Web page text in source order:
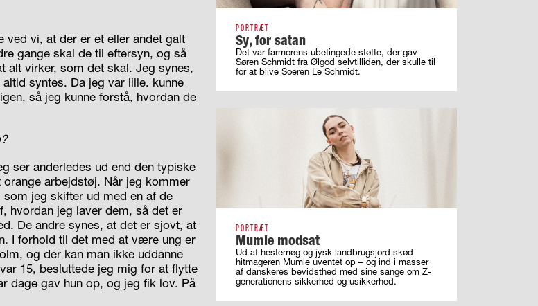
ved vi, at der er et eller andet galt
gange skal de til eftersyn, og så
alt virker, som det skal. Jeg synes,
syntes. Da jeg var lille. kunne
så jeg kunne forstå, hvordan de
ser anderledes ud end den typiske
arbejdstøj. Når jeg kommer
jeg skifter ud med en af de
hvordan jeg laver dem, så det er
De andre synes, at det er sjovt, at
I forhold til det med at være ung er
og der kan man ikke uddanne
15, besluttede jeg mig for at flytte
dage gav hun op, og jeg fik lov. På
PORTRÆT
Sy, for satan
Det var farmorens ubetingede støtte, der gav
Søren Schmidt fra Ølgod selvtilliden, der skulle til
for at blive Soeren Le Schmidt.
PORTRÆT
Mumle modsat
Ud af hestemøg og jysk landbrugsjord skød
hitmageren Mumle uventet op – og ind i masser
af ­danskeres bevidsthed med sine sange om ­Z-
generationens sikkerhed og usikkerhed.